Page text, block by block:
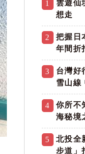
1
雲遊仙
想走
2
把握
年間折
3
台灣好
雪山線
4
你所不
海秘境
5
北投全
步道」